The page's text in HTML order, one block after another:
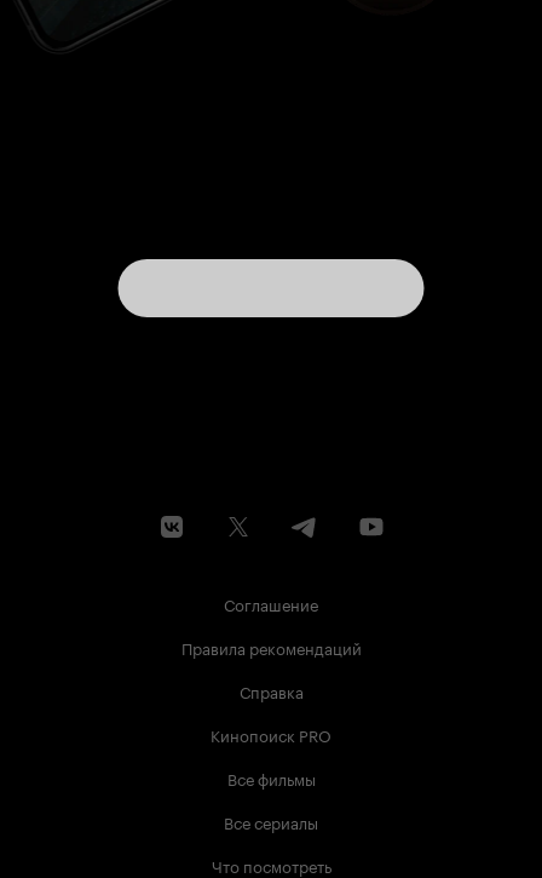
Соглашение
Правила рекомендаций
Справка
Кинопоиск PRO
Все фильмы
Все сериалы
Что посмотреть